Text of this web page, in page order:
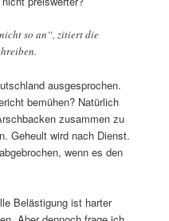
so an“, zitiert die
ausgesprochen.
bemühen? Natürlich
zusammen zu
Geheult wird nach Dienst.
wenn es den
Belästigung ist harter